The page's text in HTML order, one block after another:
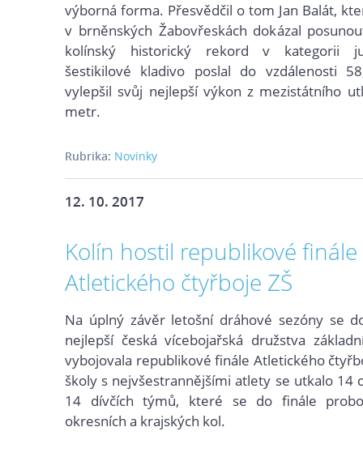
výborná forma. Přesvědčil o tom Jan Balát,
v brněnských Žabovřeskách dokázal
kolínský historický rekord v kategorii
šestikilové kladivo poslal do vzdálenosti
vylepšil svůj nejlepší výkon z mezistátního
metr.
Rubrika: Novinky
12. 10. 2017
Kolín hostil republikové finále
Atletického čtyřboje ZŠ
Na úplný závěr letošní dráhové sezóny se
nejlepší česká vícebojařská družstva
vybojovala republikové finále Atletického
školy s nejvšestrannějšími atlety se utkalo 14
14 dívčích týmů, které se do finále
okresních a krajských kol.